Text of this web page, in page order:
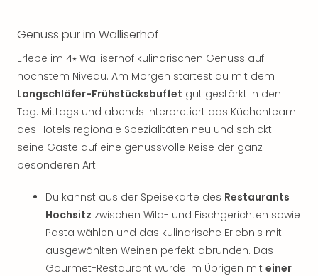
Genuss pur im Walliserhof
Erlebe im 4⭑ Walliserhof kulinarischen Genuss auf
höchstem Niveau. Am Morgen startest du mit dem
Langschläfer-Frühstücksbuffet gut gestärkt in den
Tag. Mittags und abends interpretiert das Küchenteam
des Hotels regionale Spezialitäten neu und schickt
seine Gäste auf eine genussvolle Reise der ganz
besonderen Art:
Du kannst aus der Speisekarte des Restaurants
Hochsitz zwischen Wild- und Fischgerichten sowie
Pasta wählen und das kulinarische Erlebnis mit
ausgewählten Weinen perfekt abrunden. Das
Gourmet-Restaurant wurde im Übrigen mit einer